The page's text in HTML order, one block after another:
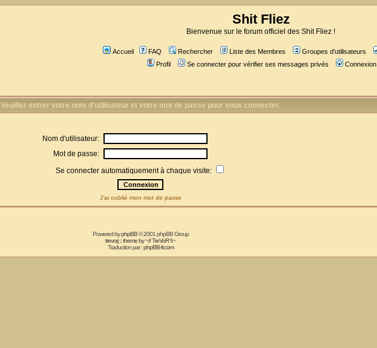
Shit Fliez
Bienvenue sur le forum officiel des Shit Fliez !
Accueil FAQ Rechercher Liste des Membres Groupes d'utilisateurs
Profil
Se connecter pour vérifier ses messages privés Connexion
Veuillez entrer votre nom d'utilisateur et votre mot de passe pour vous connecter.
Nom d'utilisateur:
Mot de passe:
Se connecter automatiquement à chaque visite:
J'ai oublié mon mot de passe
Powered byphpBB© 2001 phpBB Group
trevorj :: theme by ~// TreVoR \\~
Traduction par :phpBB-fr.com